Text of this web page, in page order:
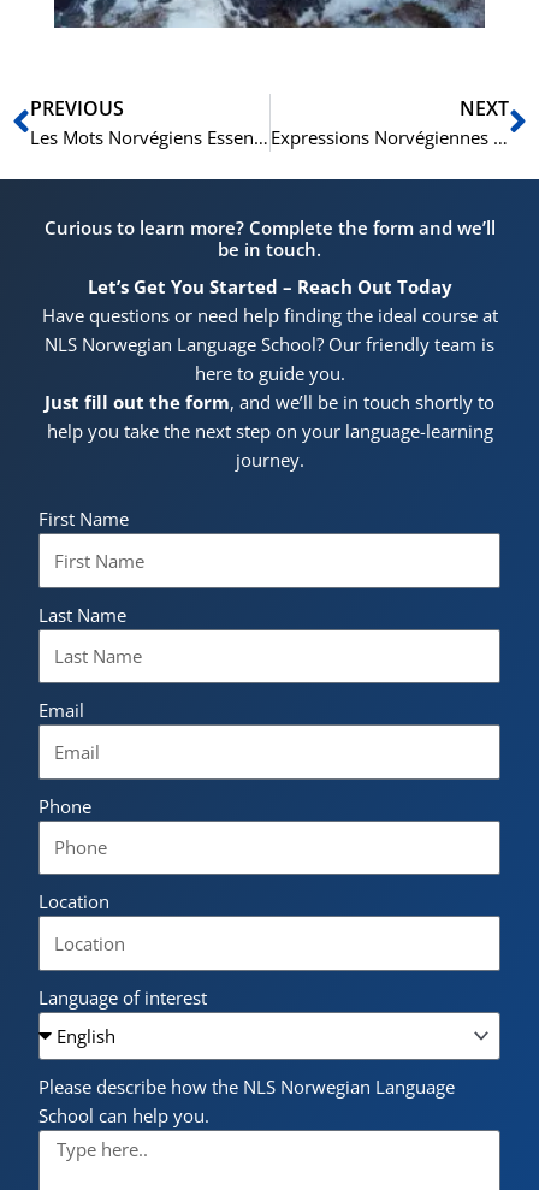
Précédent
PREVIOUS
Les Mots Norvégiens Essentiels pour Réussir votre Entretien de Naturalisation
NEXT
Expressions Norvégiennes pour Comprendre les Services Publics : Guide Complet
Curious to learn more? Complete the form and we’ll
be in touch.
Let’s Get You Started – Reach Out Today
Have questions or need help finding the ideal course at
NLS Norwegian Language School? Our friendly team is
here to guide you.
Just fill out the form, and we’ll be in touch shortly to
help you take the next step on your language-learning
journey.
First Name
Last Name
Email
Phone
Location
Language of interest
Please describe how the NLS Norwegian Language
School can help you.